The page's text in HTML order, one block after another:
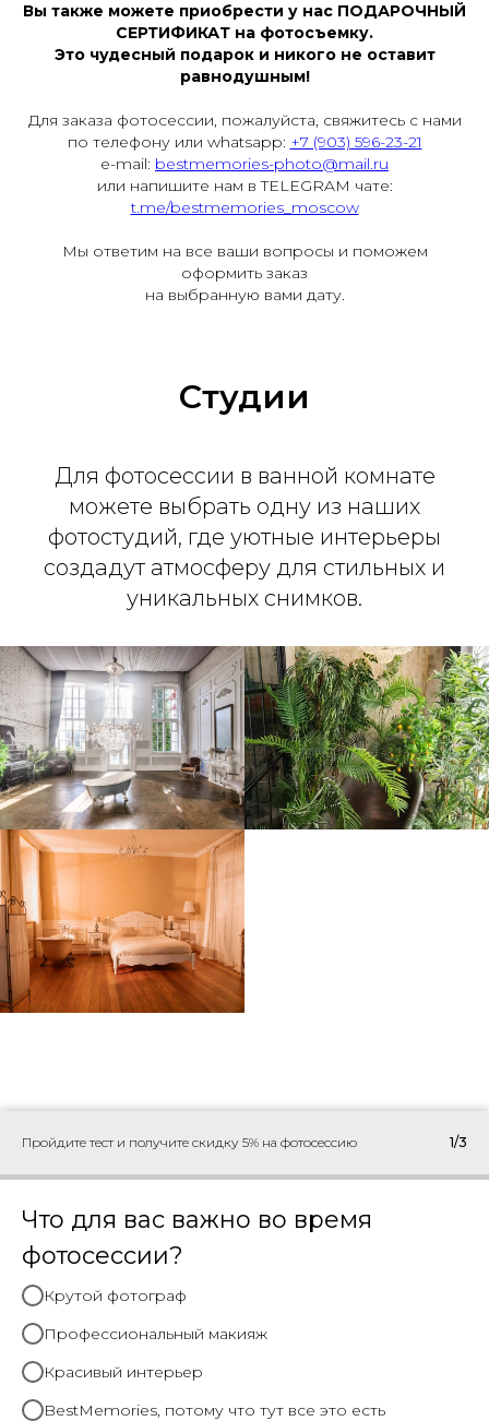
Вы также можете приобрести у нас ПОДАРОЧНЫЙ
СЕРТИФИКАТ на фотосъемку.
Это чудесный подарок и никого не оставит
равнодушным!
Для заказа фотосессии, пожалуйста, свяжитесь с нами
по телефону или whatsapp: +7 (903) 596-23-21
e-mail: bestmemories-photo@mail.ru
или напишите нам в TELEGRAM чате:
t.me/bestmemories_moscow
Мы ответим на все ваши вопросы и поможем
оформить заказ
на выбранную вами дату.
Студии
Для фотосессии в ванной комнате
можете выбрать одну из наших
фотостудий, где уютные интерьеры
создадут атмосферу для стильных и
уникальных снимков.
Пройдите тест и получите скидку 5% на фотосессию 1/3
Что для вас важно во время
фотосессии?
Крутой фотограф
Профессиональный макияж
Красивый интерьер
BestMemories, потому что тут все это есть